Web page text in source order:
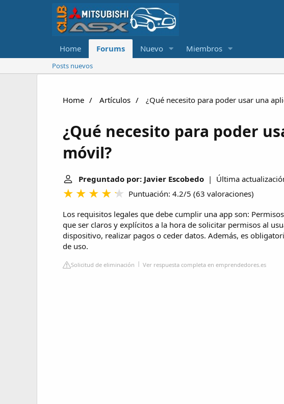
Home Forums Nuevo Miembros
Posts nuevos
Home Artículos ¿Qué necesito para poder usar una
¿Qué necesito para poder
móvil?
Preguntado por: Javier Escobedo | Última
Puntuación: 4.2/5 (63 valoraciones)
Los requisitos legales que debe cumplir una app son:
que ser claros y explícitos a la hora de solicitar permisos al
dispositivo, realizar pagos o ceder datos. Además, es
de uso.
Solicitud de eliminación Ver respuesta completa en emprendedores.es